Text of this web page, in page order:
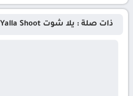
ذات صلة : يلا شوت Yalla Shoot